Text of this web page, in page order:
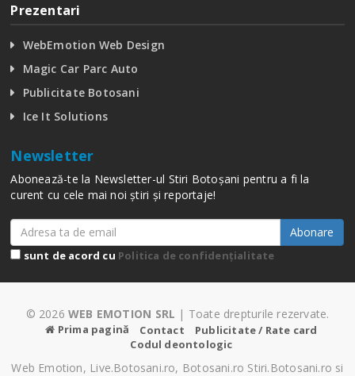
Prezentari
WebEmotion Web Design
Magic Car Parc Auto
Publicitate Botosani
Ice It Solutions
Newsletter
Abonează-te la Newsletter-ul Stiri Botoșani pentru a fi la
curent cu cele mai noi știri și reportaje!
Abonare
sunt de acord cu Politica de confidențialitate
© 2026 WEB EMOTION SRL | Toate drepturile rezervate.
Prima pagină Contact
Publicitate / Rate card
Codul deontologic
Web Emotion, Live.Botosani.ro, Botosani.ro Stiri.Botosani.ro si